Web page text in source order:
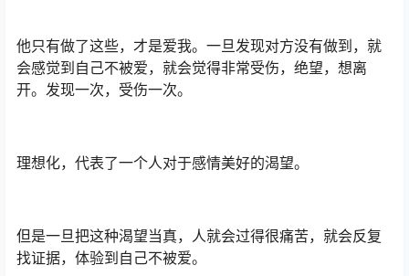
他只有做了这些，才是爱我。一旦发现对方没有做到，就
会感觉到自己不被爱，就会觉得非常受伤，绝望，想离
开。发现一次，受伤一次。
理想化，代表了一个人对于感情美好的渴望。
但是一旦把这种渴望当真，人就会过得很痛苦，就会反复
找证据，体验到自己不被爱。